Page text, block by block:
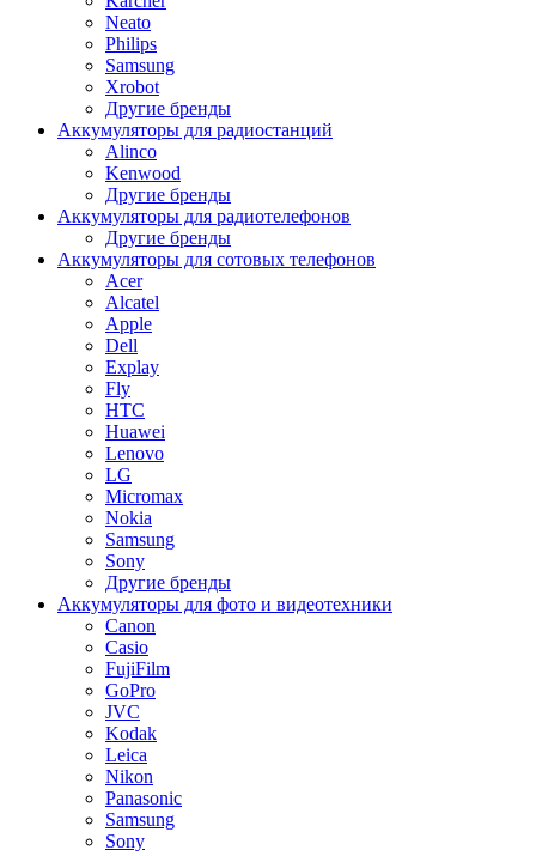
Neato
Philips
Samsung
Xrobot
Другие бренды
Аккумуляторы для радиостанций
Alinco
Kenwood
Другие бренды
Аккумуляторы для радиотелефонов
Другие бренды
Аккумуляторы для сотовых телефонов
Acer
Alcatel
Apple
Dell
Explay
Fly
HTC
Huawei
Lenovo
LG
Micromax
Nokia
Samsung
Sony
Другие бренды
Аккумуляторы для фото и видеотехники
Canon
Casio
FujiFilm
GoPro
JVC
Kodak
Leica
Nikon
Panasonic
Samsung
Sony